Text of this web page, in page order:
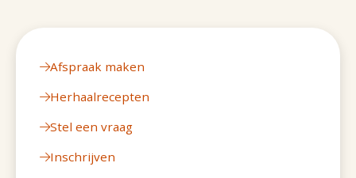
Afspraak maken
Herhaalrecepten
Stel een vraag
Inschrijven